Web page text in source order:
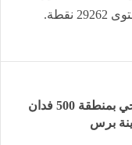
معدلات تنفيذ محطة رفع الصرف الصحي بمنطقة 500 فدان
برس